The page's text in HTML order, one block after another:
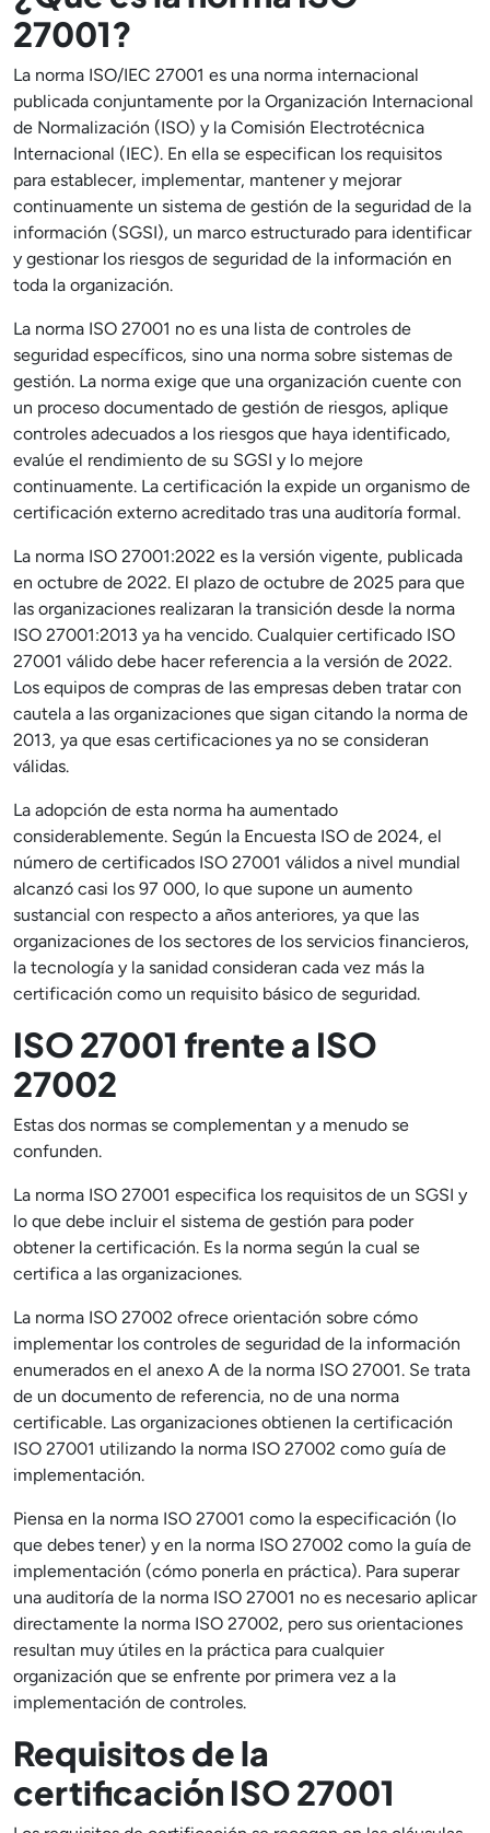
27001?
La norma ISO/IEC 27001 es una norma internacional
publicada conjuntamente por la Organización Internacional
de Normalización (ISO) y la Comisión Electrotécnica
Internacional (IEC). En ella se especifican los requisitos
para establecer, implementar, mantener y mejorar
continuamente un sistema de gestión de la seguridad de la
información (SGSI), un marco estructurado para identificar
y gestionar los riesgos de seguridad de la información en
toda la organización.
La norma ISO 27001 no es una lista de controles de
seguridad específicos, sino una norma sobre sistemas de
gestión. La norma exige que una organización cuente con
un proceso documentado de gestión de riesgos, aplique
controles adecuados a los riesgos que haya identificado,
evalúe el rendimiento de su SGSI y lo mejore
continuamente. La certificación la expide un organismo de
certificación externo acreditado tras una auditoría formal.
La norma ISO 27001:2022 es la versión vigente, publicada
en octubre de 2022. El plazo de octubre de 2025 para que
las organizaciones realizaran la transición desde la norma
ISO 27001:2013 ya ha vencido. Cualquier certificado ISO
27001 válido debe hacer referencia a la versión de 2022.
Los equipos de compras de las empresas deben tratar con
cautela a las organizaciones que sigan citando la norma de
2013, ya que esas certificaciones ya no se consideran
válidas.
La adopción de esta norma ha aumentado
considerablemente. Según la Encuesta ISO de 2024, el
número de certificados ISO 27001 válidos a nivel mundial
alcanzó casi los 97 000, lo que supone un aumento
sustancial con respecto a años anteriores, ya que las
organizaciones de los sectores de los servicios financieros,
la tecnología y la sanidad consideran cada vez más la
certificación como un requisito básico de seguridad.
ISO 27001 frente a ISO
27002
Estas dos normas se complementan y a menudo se
confunden.
La norma ISO 27001 especifica los requisitos de un SGSI y
lo que debe incluir el sistema de gestión para poder
obtener la certificación. Es la norma según la cual se
certifica a las organizaciones.
La norma ISO 27002 ofrece orientación sobre cómo
implementar los controles de seguridad de la información
enumerados en el anexo A de la norma ISO 27001. Se trata
de un documento de referencia, no de una norma
certificable. Las organizaciones obtienen la certificación
ISO 27001 utilizando la norma ISO 27002 como guía de
implementación.
Piensa en la norma ISO 27001 como la especificación (lo
que debes tener) y en la norma ISO 27002 como la guía de
implementación (cómo ponerla en práctica). Para superar
una auditoría de la norma ISO 27001 no es necesario aplicar
directamente la norma ISO 27002, pero sus orientaciones
resultan muy útiles en la práctica para cualquier
organización que se enfrente por primera vez a la
implementación de controles.
Requisitos de la
certificación ISO 27001